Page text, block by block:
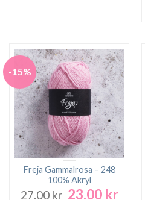
-15%
Freja Gammalrosa – 248
100% Akryl
27.00kr Det
23.00 krDet